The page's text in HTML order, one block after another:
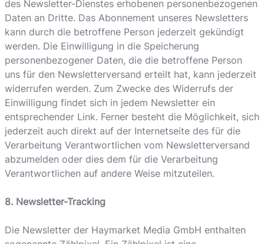
des Newsletter-Dienstes erhobenen personenbezogenen
Daten an Dritte. Das Abonnement unseres Newsletters
kann durch die betroffene Person jederzeit gekündigt
werden. Die Einwilligung in die Speicherung
personenbezogener Daten, die die betroffene Person
uns für den Newsletterversand erteilt hat, kann jederzeit
widerrufen werden. Zum Zwecke des Widerrufs der
Einwilligung findet sich in jedem Newsletter ein
entsprechender Link. Ferner besteht die Möglichkeit, sich
jederzeit auch direkt auf der Internetseite des für die
Verarbeitung Verantwortlichen vom Newsletterversand
abzumelden oder dies dem für die Verarbeitung
Verantwortlichen auf andere Weise mitzuteilen.
8. Newsletter-Tracking
Die Newsletter der Haymarket Media GmbH enthalten